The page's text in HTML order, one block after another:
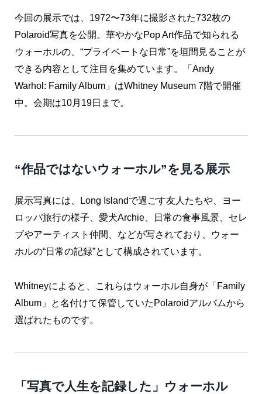
今回の展示では、1972〜73年に撮影された732枚の
Polaroid写真を公開。華やかなPop Art作品で知られる
ウォーホルの、“プライベートな日常”を垣間見ることが
できる内容として注目を集めています。「Andy
Warhol: Family Album」はWhitney Museum 7階で開催
中。会期は10月19日まで。
“作品ではないウォーホル”を見る展示
展示写真には、Long Islandで過ごす友人たちや、ヨー
ロッパ旅行の様子、愛犬Archie、日常の食事風景、セレ
ブやアーティスト仲間、などが写されており、ウォー
ホルの“日常の記録”として構成されています。
Whitneyによると、これらはウォーホル自身が「Family
Album」と名付けて保管していたPolaroidアルバムから
選ばれたものです。
「写真で人生を記録した」ウォーホル